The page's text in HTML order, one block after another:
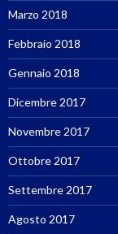
Marzo 2018
Febbraio 2018
Gennaio 2018
Dicembre 2017
Novembre 2017
Ottobre 2017
Settembre 2017
Agosto 2017